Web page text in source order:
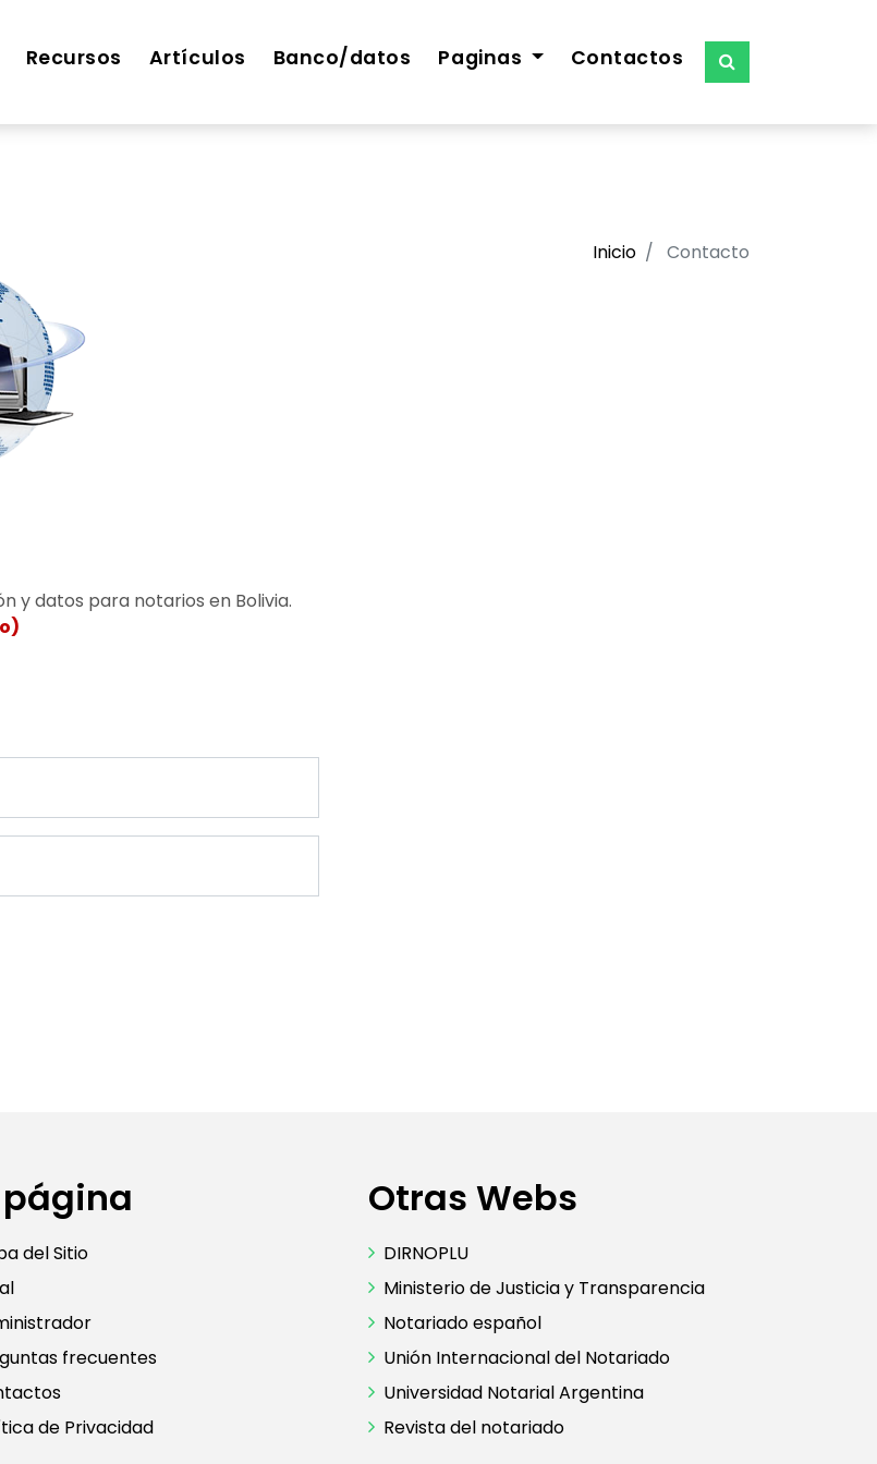
Recursos Artículos Banco/datos Paginas Contactos
y datos para notarios en Bolivia.
Inicio Contacto
página
del Sitio
frecuentes
de Privacidad
Otras Webs
DIRNOPLU
Ministerio de Justicia y Transparencia
Notariado español
Unión Internacional del Notariado
Universidad Notarial Argentina
Revista del notariado